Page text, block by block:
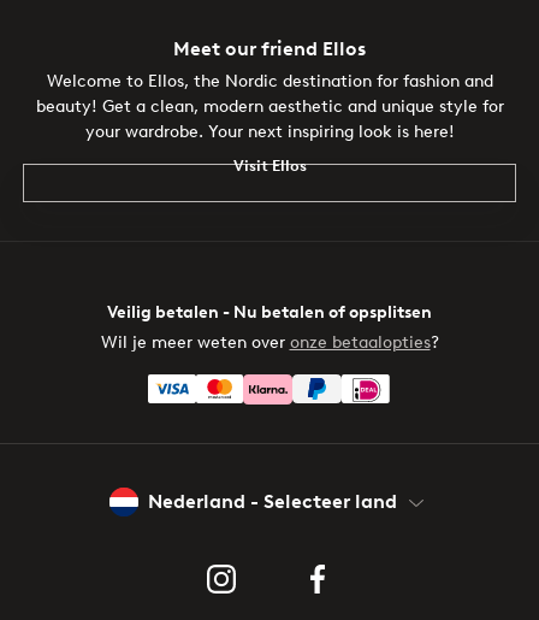
Meet our friend Ellos
Welcome to Ellos, the Nordic destination for fashion and
beauty! Get a clean, modern aesthetic and unique style for
your wardrobe. Your next inspiring look is here!
Visit Ellos
Veilig betalen - Nu betalen of opsplitsen
Wil je meer weten over onze betaalopties?
Nederland - Selecteer land
Instagram Facebook